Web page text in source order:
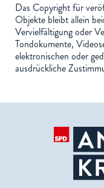
Das Copyright für
Objekte bleibt allein
Vervielfältigung oder
Tondokumente,
elektronischen oder
ausdrückliche